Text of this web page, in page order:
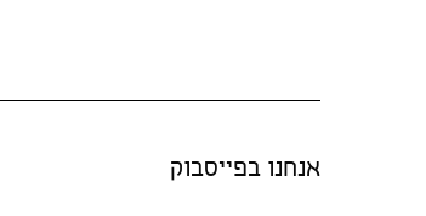
אנחנו בפייסבוק